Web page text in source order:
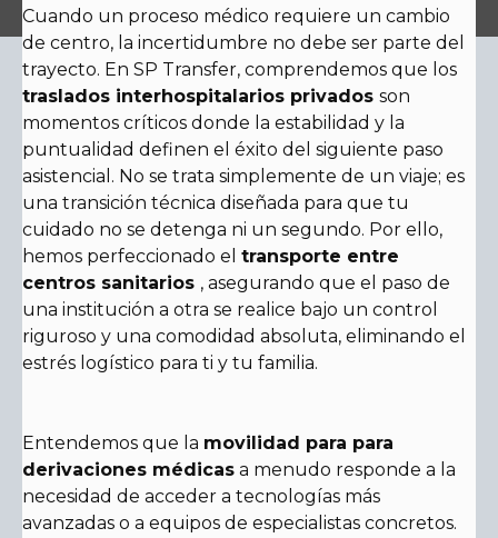
Cuando un proceso médico requiere un cambio
de centro, la incertidumbre no debe ser parte del
trayecto. En SP Transfer, comprendemos que los
traslados interhospitalarios privados son
momentos críticos donde la estabilidad y la
puntualidad definen el éxito del siguiente paso
asistencial. No se trata simplemente de un viaje; es
una transición técnica diseñada para que tu
cuidado no se detenga ni un segundo. Por ello,
hemos perfeccionado el transporte entre
centros sanitarios , asegurando que el paso de
una institución a otra se realice bajo un control
riguroso y una comodidad absoluta, eliminando el
estrés logístico para ti y tu familia.
Entendemos que la movilidad para para
derivaciones médicas a menudo responde a la
necesidad de acceder a tecnologías más
avanzadas o a equipos de especialistas concretos.